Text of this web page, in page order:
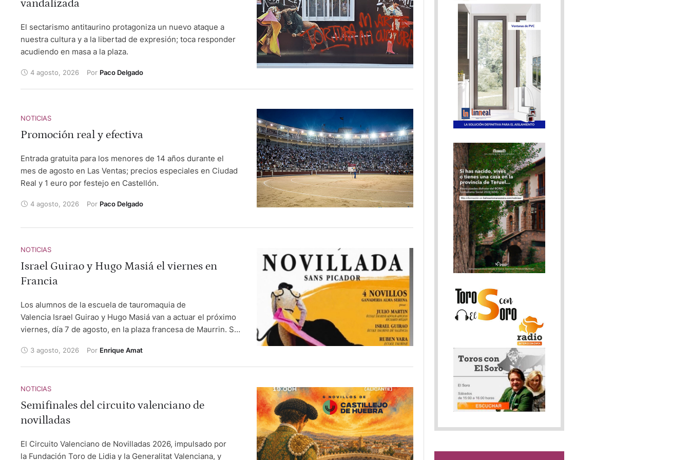
vandalizada
El sectarismo antitaurino protagoniza un nuevo ataque a
nuestra cultura y a la libertad de expresión; toca responder
acudiendo en masa a la plaza.
4 agosto, 2026 Por Paco Delgado
NOTICIAS
Promoción real y efectiva
Entrada gratuita para los menores de 14 años durante el
mes de agosto en Las Ventas; precios especiales en Ciudad
Real y 1 euro por festejo en Castellón.
4 agosto, 2026 Por Paco Delgado
NOTICIAS
Israel Guirao y Hugo Masiá el viernes en
Francia
Los alumnos de la escuela de tauromaquia de
Valencia Israel Guirao y Hugo Masiá van a actuar el próximo
viernes, día 7 de agosto, en la plaza francesa de Maurrin. Se
de actuantes Rubén Vara, de la escuela taurina Yiyo de
Madrid y Julio Martín, alumno de la escuela taurina Adour
3 agosto, 2026 Por Enrique Amat
NOTICIAS
Semifinales del circuito valenciano de
novilladas
El Circuito Valenciano de Novilladas 2026, impulsado por
la Fundación Toro de Lidia y la Generalitat Valenciana, y